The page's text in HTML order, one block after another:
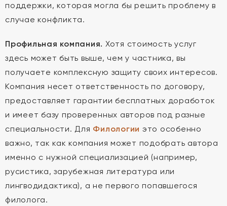
поддержки, которая могла бы решить проблему в
случае конфликта.
Профильная компания. Хотя стоимость услуг
здесь может быть выше, чем у частника, вы
получаете комплексную защиту своих интересов.
Компания несет ответственность по договору,
предоставляет гарантии бесплатных доработок
и имеет базу проверенных авторов под разные
специальности. Для Филологии это особенно
важно, так как компания может подобрать автора
именно с нужной специализацией (например,
русистика, зарубежная литература или
лингводидактика), а не первого попавшегося
филолога.